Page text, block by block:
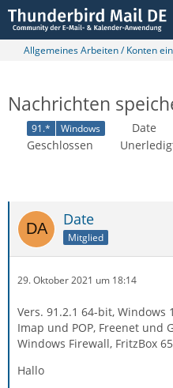
Allgemeines Arbeiten / Konten
Nachrichten
91.* Windows Date
Geschlossen
Date
Mitglied
29. Oktober 2021 um 18:14
Vers. 91.2.1 64-bit, Windows
Imap und POP, Freenet und
Windows Firewall, FritzBox
Hallo